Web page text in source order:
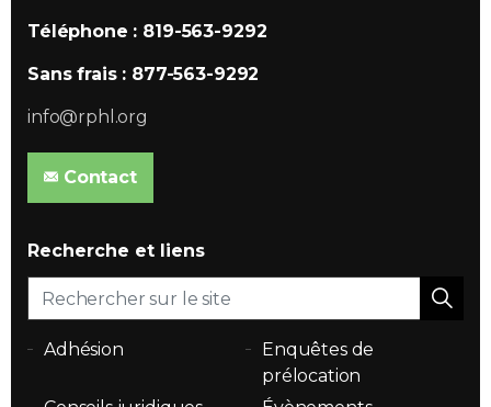
Téléphone : 819-563-9292
Sans frais : 877-563-9292
info@rphl.org
Contact
Recherche et liens
Adhésion
Enquêtes de
prélocation